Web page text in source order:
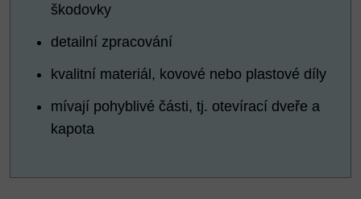
škodovky
detailní zpracování
kvalitní materiál, kovové nebo plastové díly
mívají pohyblivé části, tj. otevírací dveře a
kapota